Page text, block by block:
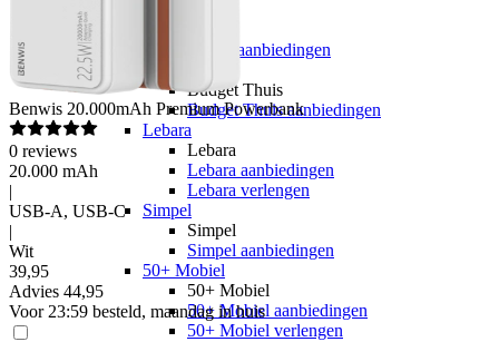
Simyo aanbiedingen
Budget Thuis
Budget Thuis aanbiedingen
Lebara
Lebara
Lebara aanbiedingen
Lebara verlengen
Simpel
Simpel
Simpel aanbiedingen
50+ Mobiel
50+ Mobiel
50+ Mobiel aanbiedingen
50+ Mobiel verlengen
Benwis 20.000mAh Premium Powerbank
0 reviews
20.000 mAh
|
USB-A, USB-C
|
Wit
39,95
Advies 44,95
Voor 23:59 besteld, maandag in huis